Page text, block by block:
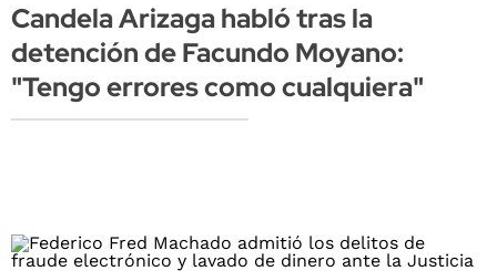
Candela Arizaga habló tras la
detención de Facundo Moyano:
"Tengo errores como cualquiera"